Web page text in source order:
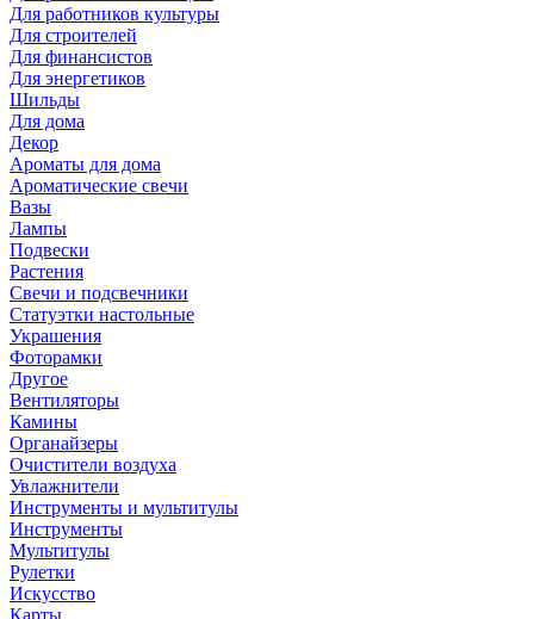
Для работников культуры
Для строителей
Для финансистов
Для энергетиков
Шильды
Для дома
Декор
Ароматы для дома
Ароматические свечи
Вазы
Лампы
Подвески
Растения
Свечи и подсвечники
Статуэтки настольные
Украшения
Фоторамки
Другое
Вентиляторы
Камины
Органайзеры
Очистители воздуха
Увлажнители
Инструменты и мультитулы
Инструменты
Мультитулы
Рулетки
Искусство
Карты